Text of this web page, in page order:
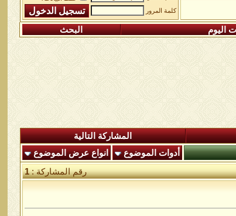
كلمة المرور
اليوم البحث
المشاركة التالية
أدوات الموضوع
انواع عرض الموضوع
رقم المشاركة :1